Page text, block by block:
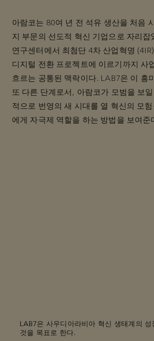
아람코는 80여 년 전 석유 생산을 처음
지 부문의 선도적 혁신 기업으로 자리잡
연구센터에서 최첨단 4차 산업혁명
디지털 전환 프로젝트에 이르기까지 사
흐르는 공통된 맥락이다. LAB7은 이 흥
또 다른 단계로서, 아람코가 모범을 보
적으로 번영의 새 시대를 열 혁신의 모
에게 자극제 역할을 하는 방법을 보여준
LAB7은 사우디아라비아 혁신 생태계의 성
것을 목표로 한다.